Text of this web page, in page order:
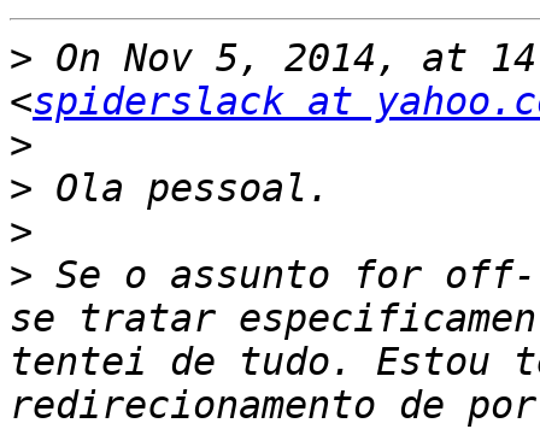
> On Nov 5, 2014, at
<spiderslack at
>
>
>
> Se o assunto for off-
se tratar
tentei de tudo. Estou
redirecionamento de